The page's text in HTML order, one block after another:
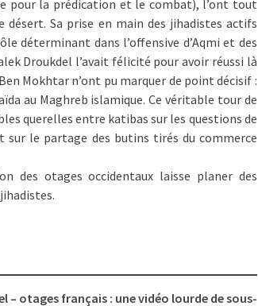
pour la prédication et le combat), l’ont tout
Sa prise en main des jihadistes actifs
déterminant dans l’offensive d’Aqmi et des
Droukdel l’avait félicité pour avoir réussi là
Mokhtar n’ont pu marquer de point décisif :
au Maghreb islamique. Ce véritable tour de
querelles entre katibas sur les questions de
le partage des butins tirés du commerce
des otages occidentaux laisse planer des
– otages français : une vidéo lourde de sous-